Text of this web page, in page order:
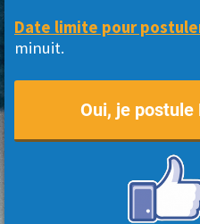
Date limite pour
minuit.
Oui, je postule